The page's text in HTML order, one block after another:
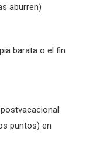
aburren)
barata o el fin
puntos) en